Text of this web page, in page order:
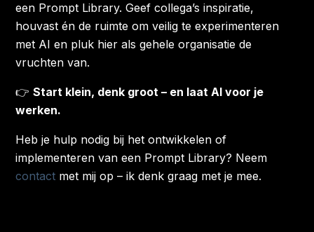
een Prompt Library. Geef collega’s inspiratie,
houvast én de ruimte om veilig te experimenteren
met AI en pluk hier als gehele organisatie de
vruchten van.
👉Start klein, denk groot – en laat AI voor je
werken.
Heb je hulp nodig bij het ontwikkelen of
implementeren van een Prompt Library? Neem
contact met mij op –ikdenk graag met je mee.